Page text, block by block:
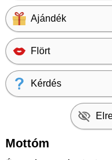
Ajándék
Flört
Kérdés
Mottóm